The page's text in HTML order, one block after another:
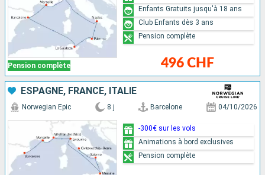
Pension complète 496 CHF
Enfants Gratuits jusqu'à 18 ans
Club Enfants dès 3 ans
Pension complète
ESPAGNE, FRANCE, ITALIE
Norwegian Epic 8 j Barcelone 04/10/2026
-300€ sur les vols
Animations à bord exclusives
Pension complète